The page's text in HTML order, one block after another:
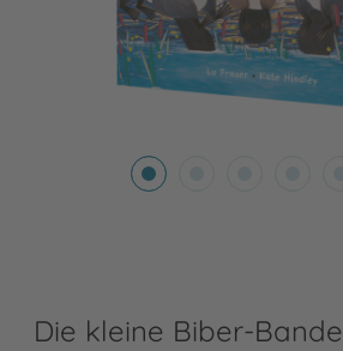
Die kleine Biber-Bande